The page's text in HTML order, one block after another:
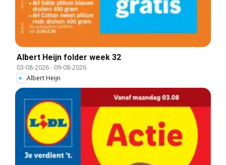
Albert Heijn folder week 32
03-08-2026- 09-08-2026
Albert Heijn